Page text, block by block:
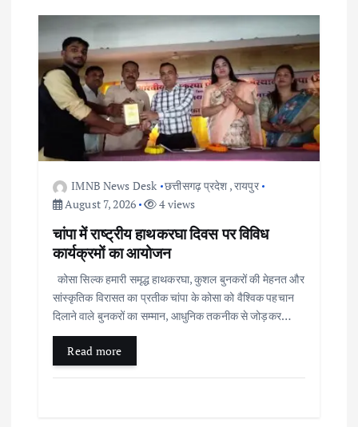
o
n
IMNB News Desk छत्तीसगढ़ प्रदेश ,रायपुर
August 7, 2026
4 views
चांपा में राष्ट्रीय हाथकरघा दिवस पर विविध
कार्यक्रमों का आयोजन
कोसा सिल्क हमारी समृद्ध हाथकरघा, कुशल बुनकरों की मेहनत और
सांस्कृतिक विरासत का प्रतीक चांपा के कोसा को वैश्विक पहचान
दिलाने वाले बुनकरों का सम्मान, आधुनिक तकनीक से जोड़कर…
Read more